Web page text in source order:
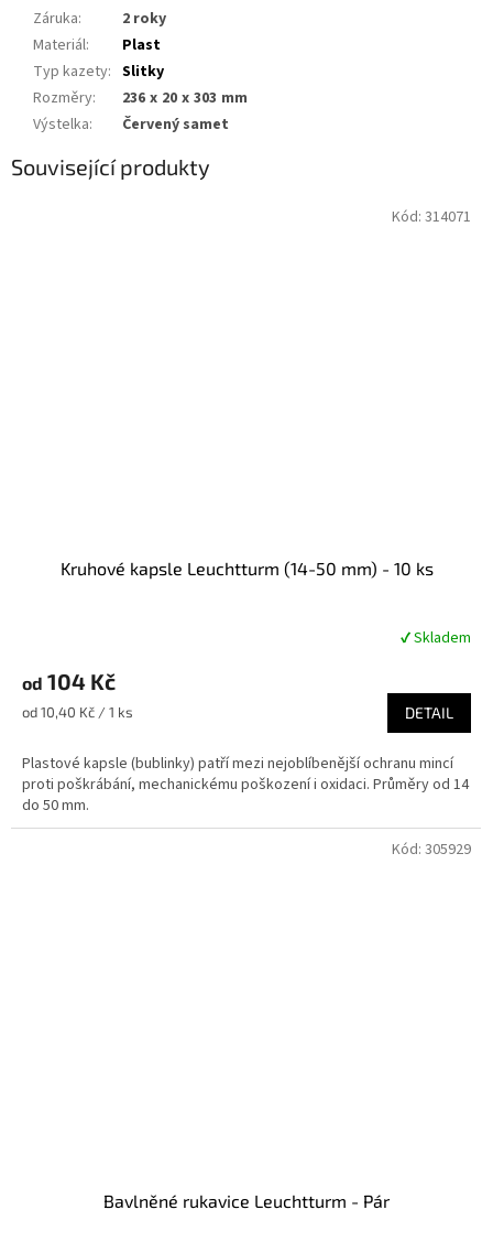
Záruka:
2 roky
Materiál:
Plast
Typ kazety: Slitky
Rozměry:
236 x 20 x 303 mm
Výstelka: Červený samet
Související produkty
Kruhové kapsle Leuchtturm (14-50 mm) - 10 ks
produktu
5,0
5
hvězdiček.
✔ Skladem
od 104 Kč
Měrná
od 10,40 Kč / 1 ks DETAIL
Plastové kapsle (bublinky) patří mezi nejoblíbenější ochranu mincí
proti poškrábání, mechanickému poškození i oxidaci. Průměry od 14
do 50 mm.
Kód: 314071
Bavlněné rukavice Leuchtturm - Pár
Kód: 305929